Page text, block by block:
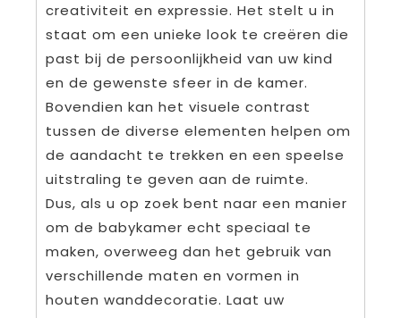
creativiteit en expressie. Het stelt u in
staat om een unieke look te creëren die
past bij de persoonlijkheid van uw kind
en de gewenste sfeer in de kamer.
Bovendien kan het visuele contrast
tussen de diverse elementen helpen om
de aandacht te trekken en een speelse
uitstraling te geven aan de ruimte.
Dus, als u op zoek bent naar een manier
om de babykamer echt speciaal te
maken, overweeg dan het gebruik van
verschillende maten en vormen in
houten wanddecoratie. Laat uw